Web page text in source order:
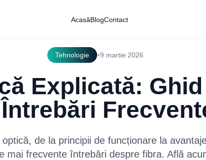
AcasăBlogContact
Tehnologie •9 martie 2026
Explicată:
de la principii de funcționare la
mai frecvente întrebări despre fibra. Află